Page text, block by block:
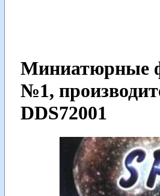
Миниатюрные
№1,
DDS72001